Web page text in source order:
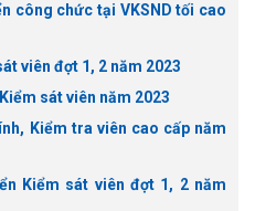
công chức tại VKSND tối cao
viên đợt 1, 2 năm 2023
sát viên năm 2023
Kiểm tra viên cao cấp năm
Kiểm sát viên đợt 1, 2 năm